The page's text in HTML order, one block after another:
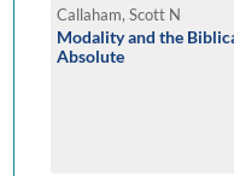
Callaham, Scott N
Modality and the
Absolute